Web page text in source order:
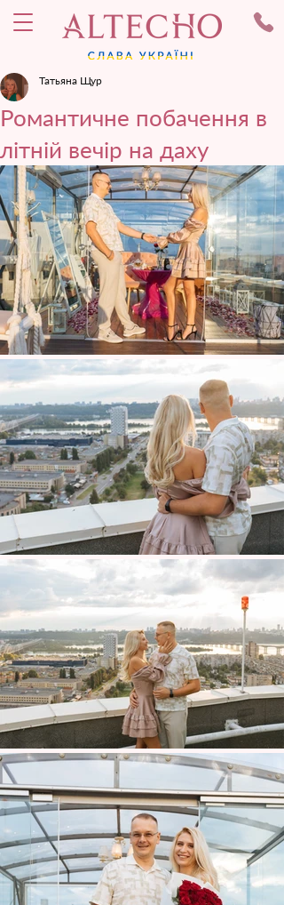
Романтичне побачення в
літній вечір на даху
Татьяна Щур